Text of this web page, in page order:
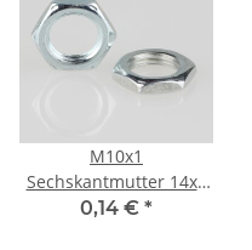
M10x1
Sechskantmutter 14x3
Metall verzinkt
0,14 € *